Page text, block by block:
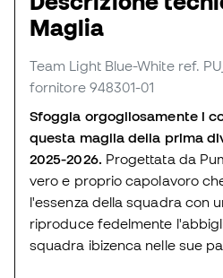
Maglia
Team Light Blue-White ref.
fornitore 948301-01
Sfoggia orgogliosamente i
questa maglia della prima
2025-2026. Progettata da
vero e proprio capolavoro
l'essenza della squadra con
riproduce fedelmente
squadra ibizenca nelle sue